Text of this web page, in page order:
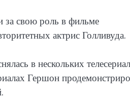
за свою роль в фильме
актрис Голливуда.
в нескольких
Гершон